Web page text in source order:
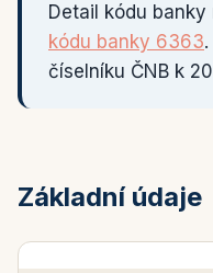
Detail kódu
kódu banky 6363
číselníku ČNB k
Základní údaje